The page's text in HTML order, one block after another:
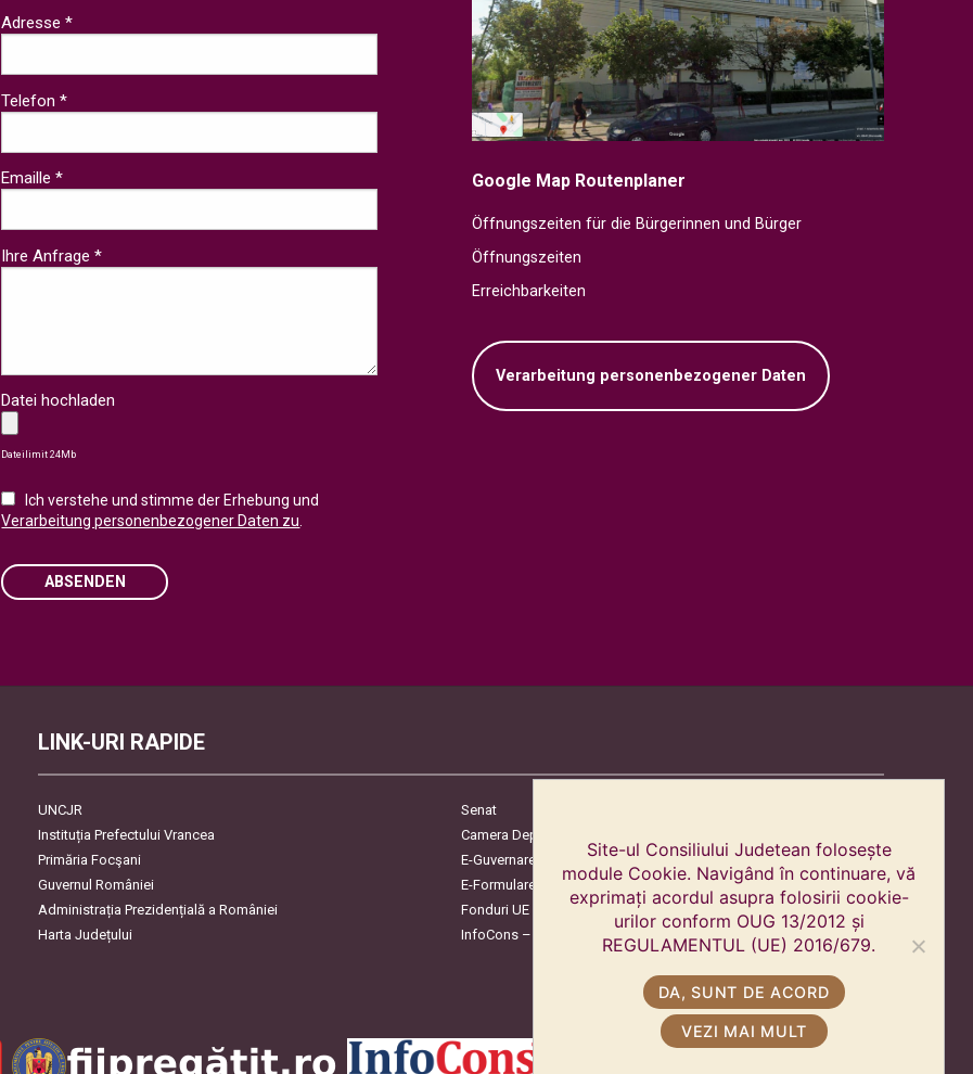
Google Map Routenplaner
Öffnungszeiten für die Bürgerinnen und Bürger
Öffnungszeiten
Erreichbarkeiten
Verarbeitung personenbezogener Daten
Adresse *
Telefon *
Emaille *
Ihre Anfrage *
Datei hochladen
Dateilimit 24Mb
Ich verstehe und stimme der Erhebung und
Verarbeitung personenbezogener Daten zu.
ABSENDEN
LINK-URI RAPIDE
UNCJR
Senat
Instituția Prefectului Vrancea
Camera Deputaților
Primăria Focşani
E-Guvernare
Guvernul României
E-Formulare
Administrația Prezidențială a României
Fonduri UE
Harta Județului
InfoCons – Protecția Consumatorilor
Site-ul Consiliului Judetean folosește
module Cookie. Navigând în continuare, vă
exprimați acordul asupra folosirii cookie-
urilor conform OUG 13/2012 și
REGULAMENTUL (UE) 2016/679.
DA, SUNT DE ACORD
VEZI MAI MULT